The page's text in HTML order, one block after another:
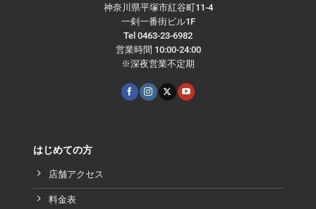
神奈川県平塚市紅谷町11-4
一剣一番街ビル1F
Tel 0463-23-6982
営業時間 10:00-24:00
※深夜営業不定期
はじめての方
店舗アクセス
料金表